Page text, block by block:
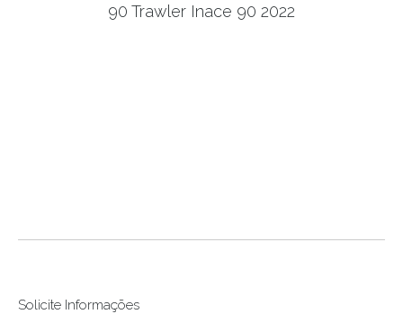
90 Trawler Inace 90 2022
Solicite Informações